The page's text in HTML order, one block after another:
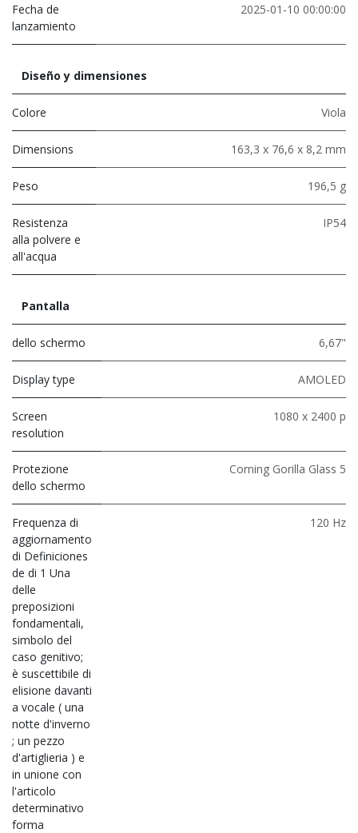
Fecha de
lanzamiento
2025-01-10 00:00:00
Diseño y dimensiones
Colore Viola
Dimensions 163,3 x 76,6 x 8,2 mm
Peso 196,5 g
Resistenza
alla polvere e
all'acqua
IP54
Pantalla
dello schermo 6,67"
Display type AMOLED
Screen
resolution
1080 x 2400 p
Protezione
dello schermo
Corning Gorilla Glass 5
Frequenza di
aggiornamento
di Definiciones
de di 1 Una
delle
preposizioni
fondamentali,
simbolo del
caso genitivo;
è suscettibile di
elisione davanti
a vocale ( una
notte d'inverno
; un pezzo
d'artiglieria ) e
in unione con
l'articolo
determinativo
forma
120 Hz